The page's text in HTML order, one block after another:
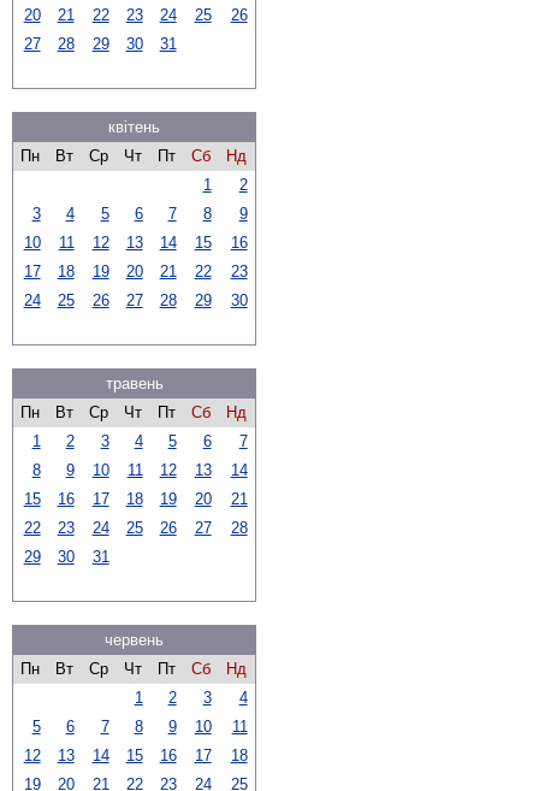
20 21 22 23 24 25
26
27
28 29 30 31
квітень
Пн
Вт Ср Чт Пт Сб
Нд
1
2
3
4 5 6 7 8
9
10
11 12 13 14 15
16
17
18 19 20 21 22
23
24
25 26 27 28 29 30
травень
Пн
Вт Ср Чт Пт Сб
Нд
1
2 3 4 5 6
7
8
9 10 11 12 13
14
15
16 17 18 19 20
21
22
23 24 25 26 27
28
29
30 31
червень
Пн
Вт Ср Чт Пт Сб
Нд
1
2 3
4
5
6 7 8 9 10
11
12
13 14 15 16 17
18
19
20 21 22 23 24
25